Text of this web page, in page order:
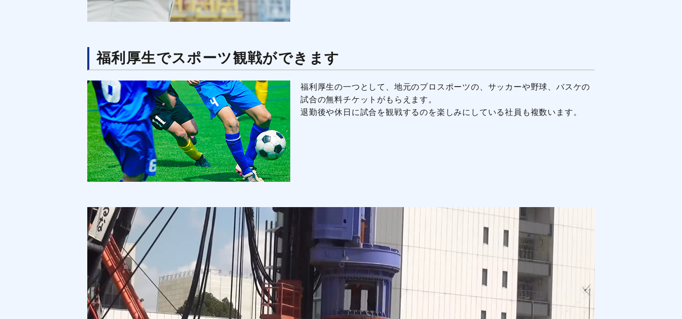
福利厚生でスポーツ観戦ができます
福利厚生の一つとして、地元のプロスポーツの、サッカーや野球、バスケの
試合の無料チケットがもらえます。
退勤後や休日に試合を観戦するのを楽しみにしている社員も複数います。